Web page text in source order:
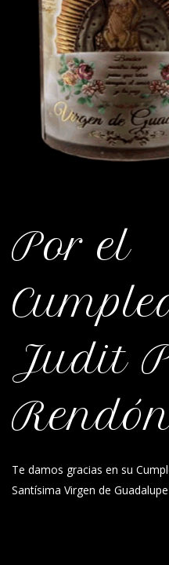
Por el
Judit
Te damos gracias en su
Santísima Virgen de Guadalupe